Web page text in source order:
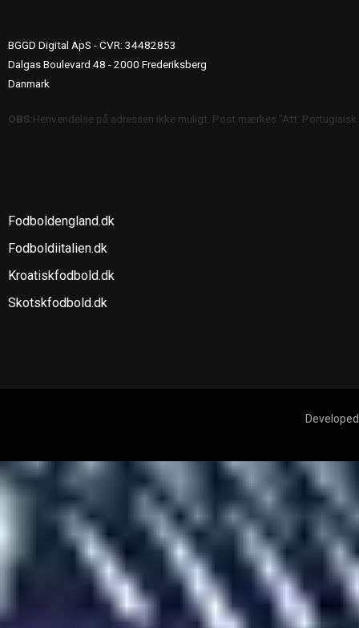
BGGD Digital ApS - CVR: 34482853
Dalgas Boulevard 48 - 2000 Frederiksberg
Danmark
OBS:Henvendelse på adressen ikke muligt. Post mærkes "Att:
Fodboldengland.dk
Fodboldiitalien.dk
Kroatiskfodbold.dk
Skotskfodbold.dk